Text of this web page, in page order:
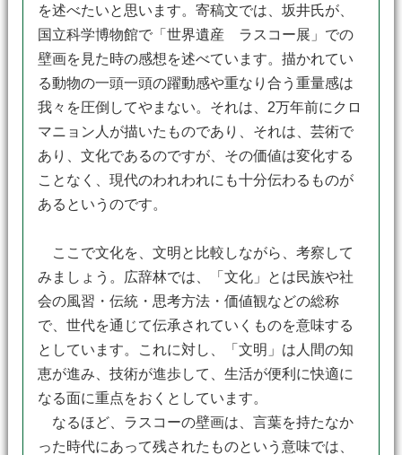
を述べたいと思います。寄稿文では、坂井氏が、
国立科学博物館で「世界遺産 ラスコー展」での
壁画を見た時の感想を述べています。描かれてい
る動物の一頭一頭の躍動感や重なり合う重量感は
我々を圧倒してやまない。それは、2万年前にクロ
マニョン人が描いたものであり、それは、芸術で
あり、文化であるのですが、その価値は変化する
ことなく、現代のわれわれにも十分伝わるものが
あるというのです。
ここで文化を、文明と比較しながら、考察して
みましょう。広辞林では、「文化」とは民族や社
会の風習・伝統・思考方法・価値観などの総称
で、世代を通じて伝承されていくものを意味する
としています。これに対し、「文明」は人間の知
恵が進み、技術が進歩して、生活が便利に快適に
なる面に重点をおくとしています。
なるほど、ラスコーの壁画は、言葉を持たなか
った時代にあって残されたものという意味では、